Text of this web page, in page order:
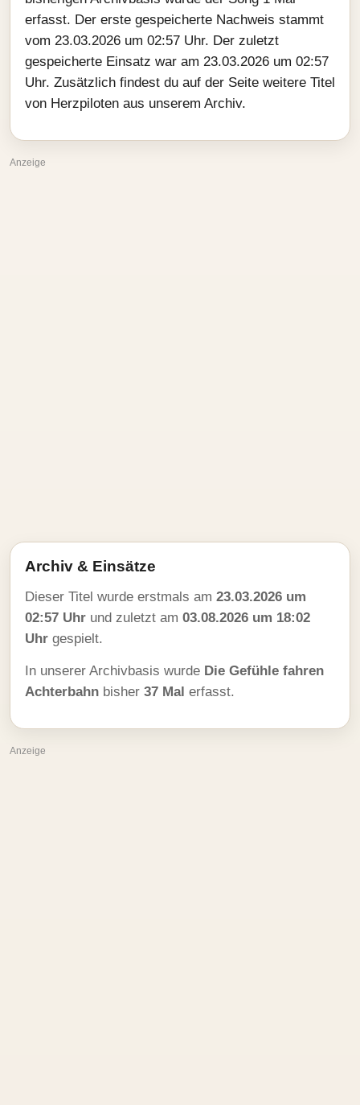
erfasst. Der erste gespeicherte Nachweis stammt
vom 23.03.2026 um 02:57 Uhr. Der zuletzt
gespeicherte Einsatz war am 23.03.2026 um 02:57
Uhr. Zusätzlich findest du auf der Seite weitere Titel
von Herzpiloten aus unserem Archiv.
Anzeige
Archiv & Einsätze
Dieser Titel wurde erstmals am 23.03.2026 um
02:57 Uhr und zuletzt am 03.08.2026 um 18:02
Uhr gespielt.
In unserer Archivbasis wurde Die Gefühle fahren
Achterbahn bisher 37 Mal erfasst.
Anzeige